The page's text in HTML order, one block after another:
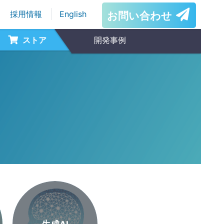
採用情報 English お問い合わせ
ストア 開発事例